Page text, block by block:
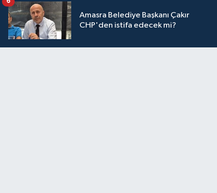
Amasra Belediye Başkanı Çakır
CHP'den istifa edecek mi?